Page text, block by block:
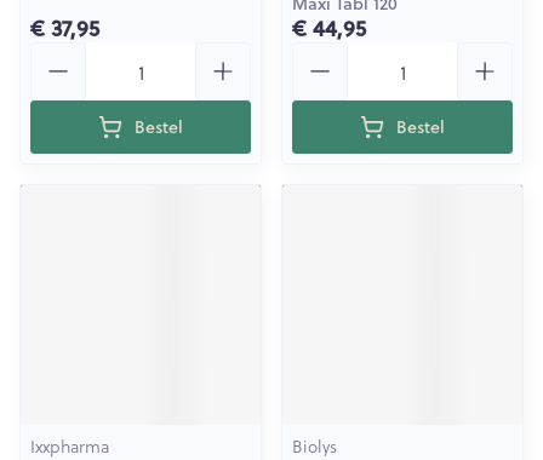
€ 37,95
Bestel
€ 44,95
Bestel
Ixxpharma Biolys